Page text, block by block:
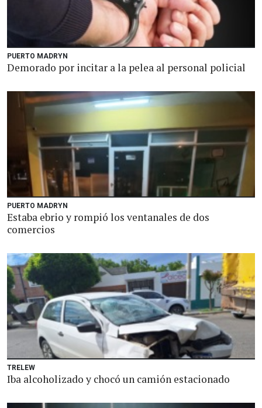
PUERTO MADRYN
Demorado por incitar a la pelea al personal policial
PUERTO MADRYN
Estaba ebrio y rompió los ventanales de dos
comercios
TRELEW
Iba alcoholizado y chocó un camión estacionado